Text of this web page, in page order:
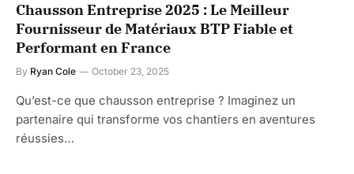
Chausson Entreprise 2025 : Le Meilleur
Fournisseur de Matériaux BTP Fiable et
Performant en France
By Ryan Cole October 23, 2025
Qu’est-ce que chausson entreprise ? Imaginez un
partenaire qui transforme vos chantiers en aventures
réussies…